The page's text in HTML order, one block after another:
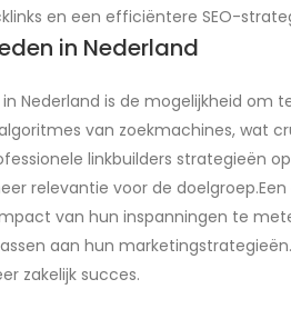
en een efficiëntere SEO-
in Nederland
Nederland is de mogelijkheid
van zoekmachines, wat
linkbuilders strategieën
relevantie voor de
van hun inspanningen te
aan hun
zakelijk succes.